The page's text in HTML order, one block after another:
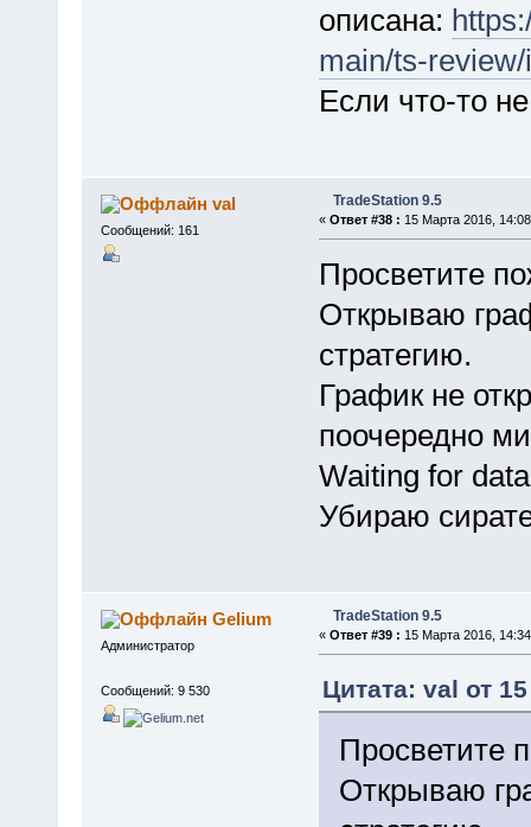
описана:
main/ts-
Если что-то
val
Сообщений: 161
TradeStation 9.5
« Ответ #38 : 15 Марта 2016,
Просветите
Открываю
стратегию.
График не
поочередно
Waiting for
Убираю
Gelium
Администратор
Сообщений: 9 530
TradeStation 9.5
« Ответ #39 : 15 Марта 2016,
Цитата: val от
Просветите
Открываю